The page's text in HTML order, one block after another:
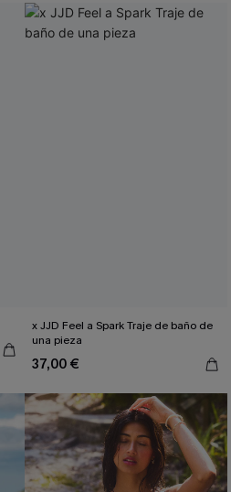
x JJD Feel a Spark Traje de baño de
una pieza
37,00 €